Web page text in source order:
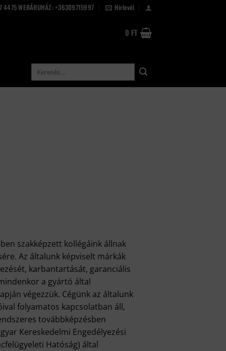
4475 WEBÁRUHÁZ: +36309715997 Hírlevél
0 FT
Keresés
következőre:
szakképzett kollégáink állnak
Az általunk képviselt márkák
karbantartását, garanciális
a gyártó által
végezzük. Cégünk az általunk
folyamatos kapcsolatban áll,
továbbképzésben
Kereskedelmi Engedélyezési
Hatóság) által